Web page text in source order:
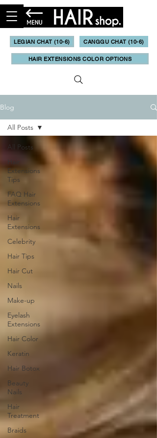
LEGIAN CHAT (10-6) CANGGU CHAT (10-6)
HAIR EXTENSIONS COLOR OPTIONS
Blog
All Posts
Extensions
Tips
FAQ Hair
Extensions
Hair
Extensions
Celebrity
Hair Tips
Hair Cut
Nails
Make-up
Eyelash
Extensions
Hair Color
Keratin
Hair Botox
Beauty
Nails
Hair
Treatment
Braids
All Posts